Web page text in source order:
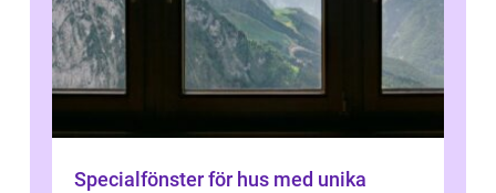
Specialfönster för hus med unika